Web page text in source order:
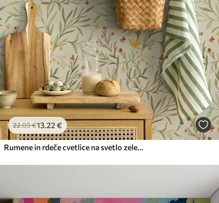
22.03€13.22 €
Rumene in rdeče cvetlice na svetlo zelenkastem ozadju